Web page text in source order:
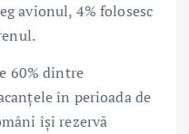
avionul, 4% folosesc
60% dintre
în perioada de
își rezervă